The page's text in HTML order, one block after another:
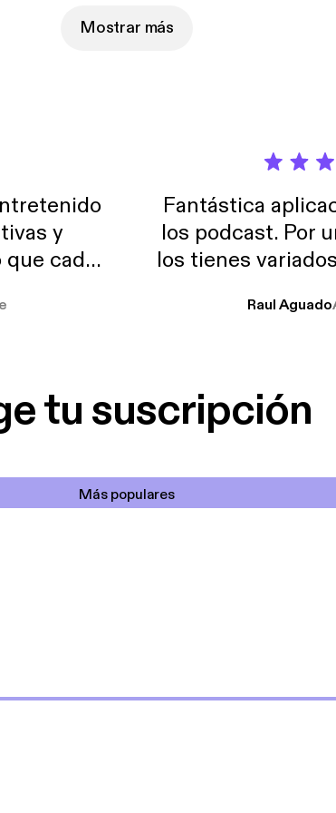
Mostrar más
y
cada
horas
Fantástica
los podcast. Por
los tienes
Raul Aguado
tu suscripción
Más populares